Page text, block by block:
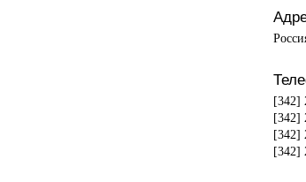
[342]
[342]
[342]
[342]